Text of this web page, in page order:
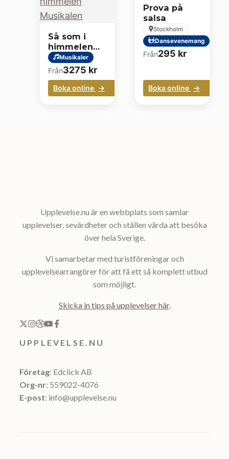
Så som i
himmelen
Musikalen
Musikaler
Från3275 kr
Boka online
Prova på
salsa
Stockholm
Dansevenemang
Från295 kr
Boka online
Upplevelse.nu är en webbplats som samlar
upplevelser, sevärdheter och ställen värda att besöka
över hela Sverige.
Vi samarbetar med turistföreningar och
upplevelsearrangörer för att få ett så komplett utbud
som möjligt.
Skicka in tips på upplevelser här.
UPPLEVELSE.NU
Företag: Edclick AB
Org-nr: 559022-4076
E-post: info@upplevelse.nu